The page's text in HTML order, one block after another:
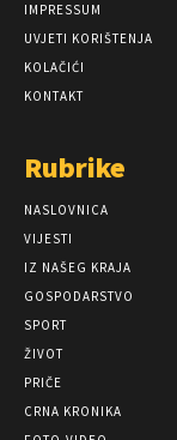
IMPRESSUM
UVJETI KORIŠTENJA
KOLAČIĆI
KONTAKT
Rubrike
NASLOVNICA
VIJESTI
IZ NAŠEG KRAJA
GOSPODARSTVO
SPORT
ŽIVOT
PRIČE
CRNA KRONIKA